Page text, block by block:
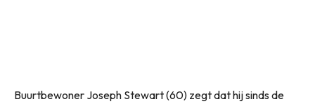
Buurtbewoner Joseph Stewart (60) zegt dat hij sinds de